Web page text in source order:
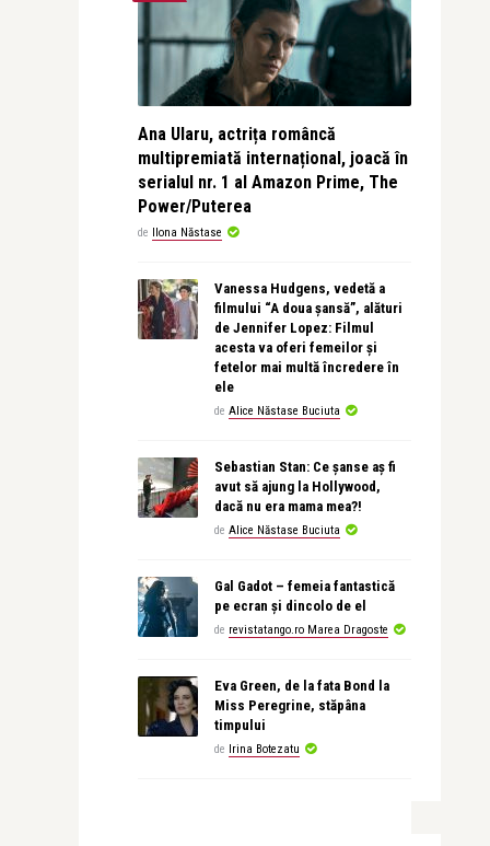
Ana Ularu, actrița româncă
multipremiată internațional, joacă în
serialul nr. 1 al Amazon Prime, The
Power/Puterea
de Ilona Năstase
Vanessa Hudgens, vedetă a
filmului “A doua șansă”, alături
de Jennifer Lopez: Filmul
acesta va oferi femeilor și
fetelor mai multă încredere în
ele
de Alice Năstase Buciuta
Sebastian Stan: Ce șanse aș fi
avut să ajung la Hollywood,
dacă nu era mama mea?!
de Alice Năstase Buciuta
Gal Gadot – femeia fantastică
pe ecran și dincolo de el
de revistatango.ro Marea Dragoste
Eva Green, de la fata Bond la
Miss Peregrine, stăpâna
timpului
de Irina Botezatu